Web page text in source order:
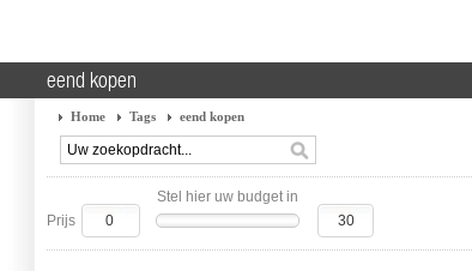
eend kopen
Home Tags eend kopen
Stel hier uw budget in
Prijs